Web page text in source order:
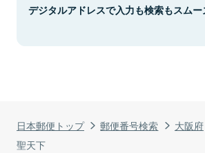
日本郵便トップ 郵便番号検索 大阪府
聖天下
デジタルアドレスで入力も検索もスムー